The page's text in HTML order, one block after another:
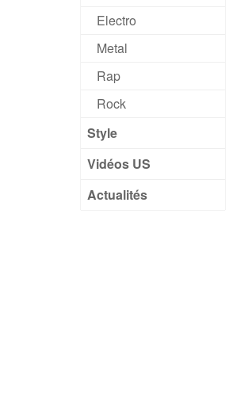
Electro
Metal
Rap
Rock
Style
Vidéos US
Actualités